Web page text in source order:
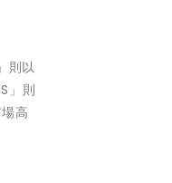
則以
」則
高